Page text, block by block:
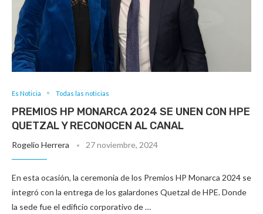
Es Noticia Todas las noticias
PREMIOS HP MONARCA 2024 SE UNEN CON HPE
QUETZAL Y RECONOCEN AL CANAL
Rogelio Herrera 27 noviembre, 2024
En esta ocasión, la ceremonia de los Premios HP Monarca 2024 se
integró con la entrega de los galardones Quetzal de HPE. Donde
la sede fue el edificio corporativo de …